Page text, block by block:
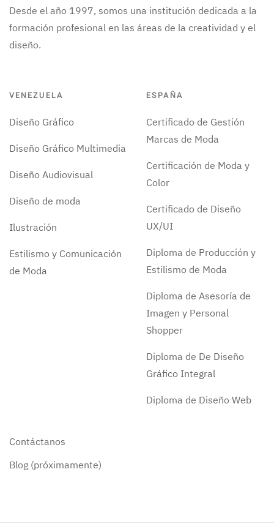
Desde el año 1997, somos una institución dedicada a la
formación profesional en las áreas de la creatividad y el
diseño.
VENEZUELA
Diseño Gráfico
Diseño Gráfico Multimedia
Diseño Audiovisual
Diseño de moda
Ilustración
Estilismo y Comunicación
de Moda
ESPAÑA
Certificado de Gestión
Marcas de Moda
Certificación de Moda y
Color
Certificado de Diseño
UX/UI
Diploma de Producción y
Estilismo de Moda
Diploma de Asesoría de
Imagen y Personal
Shopper
Diploma de De Diseño
Gráfico Integral
Diploma de Diseño Web
Contáctanos
Blog (próximamente)